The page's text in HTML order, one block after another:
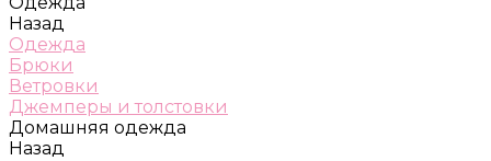
Назад
Одежда
Брюки
Ветровки
Джемперы и толстовки
Домашняя одежда
Назад